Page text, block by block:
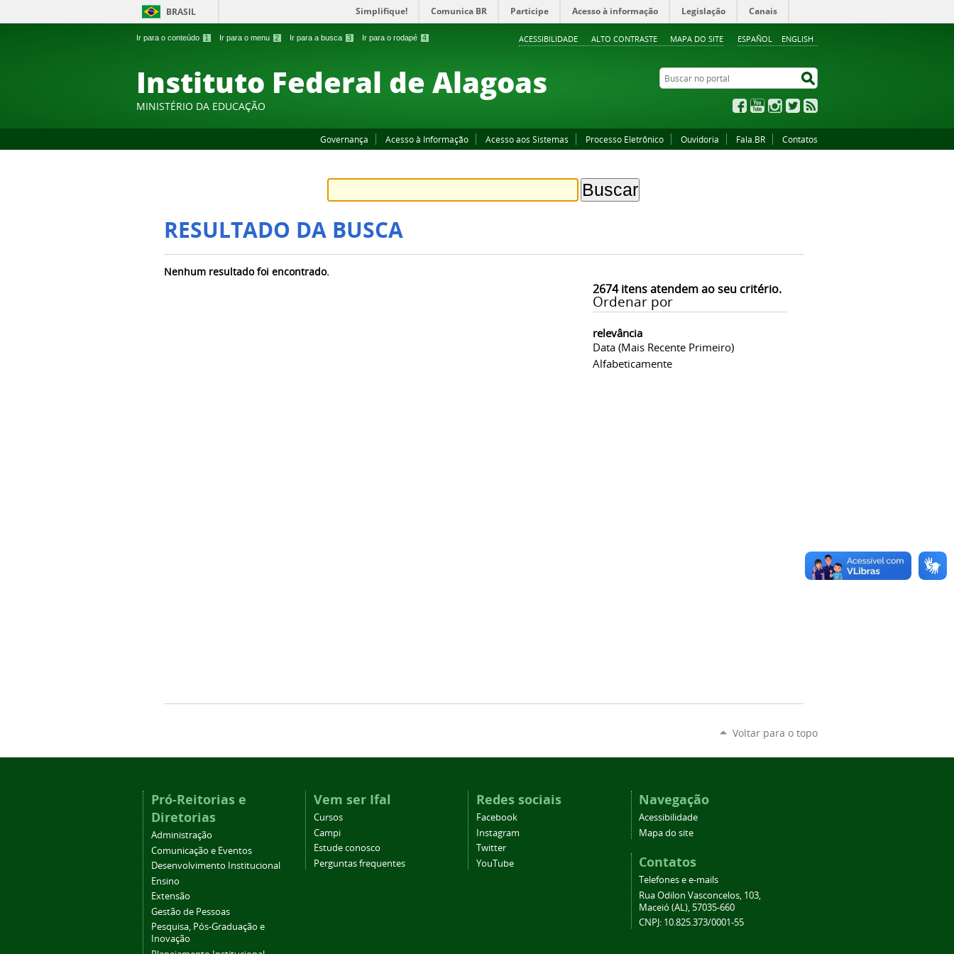
Ir para o conteúdo 1 Ir para o menu 2 Ir para a busca 3 Ir para o rodapé 4 ESPAÑOL ENGLISH
ACESSIBILIDADE ALTO CONTRASTE MAPA DO SITE
BRASIL Simplifique! Comunica BR Participe Acesso à informação Legislação Canais
Instituto Federal de Alagoas
MINISTÉRIO DA EDUCAÇÃO
Buscar no portal
FacebookYouTubeInstagram
Twitter
Governança Acesso à Informação Acesso aos Sistemas Processo Eletrônico Ouvidoria Fala.BR Contatos
RESULTADO DA BUSCA
2674itens atendem ao seu critério.
Ordenar por
relevância
Data (mais Recente Primeiro)
Alfabeticamente
Nenhum resultado foi encontrado.
Voltar para o topo
Pró-Reitorias e
Diretorias
Administração
Comunicação e Eventos
Desenvolvimento Institucional
Ensino
Extensão
Gestão de Pessoas
Pesquisa, Pós-Graduação e
Inovação
Vem ser Ifal
Cursos
Campi
Estude conosco
Perguntas frequentes
Redes sociais
Facebook
Instagram
Twitter
YouTube
Navegação
Acessibilidade
Mapa do site
Contatos
Telefones e e-mails
Rua Odilon Vasconcelos, 103,
Maceió (AL), 57035-660
CNPJ: 10.825.373/0001-55